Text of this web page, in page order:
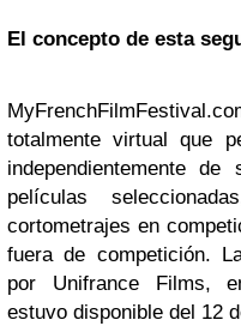
El concepto de esta
totalmente virtual que
independientemente
películas
cortometrajes en
fuera de competición.
por Unifrance Films,
estuvo disponible del 12